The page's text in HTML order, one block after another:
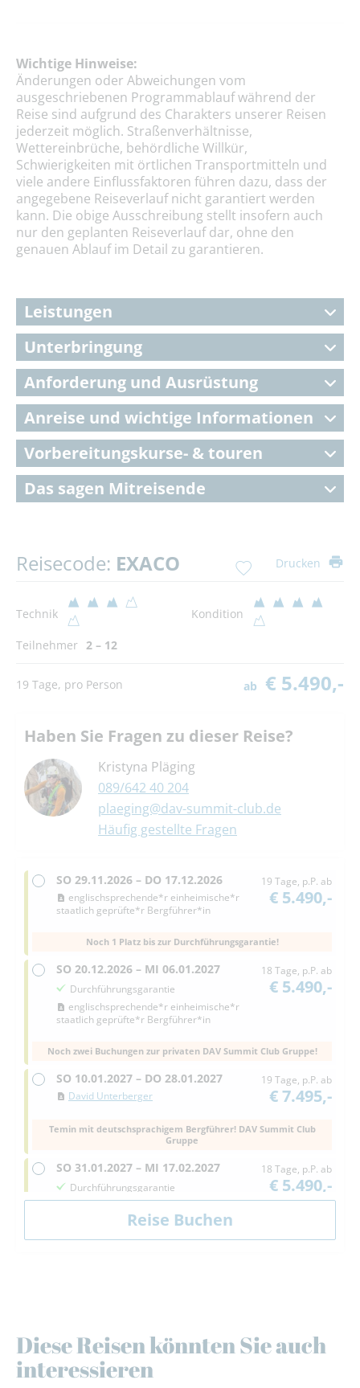
Wichtige Hinweise:
Änderungen oder Abweichungen vom
ausgeschriebenen Programmablauf während der
Reise sind aufgrund des Charakters unserer Reisen
jederzeit möglich. Straßenverhältnisse,
Wettereinbrüche, behördliche Willkür,
Schwierigkeiten mit örtlichen Transportmitteln und
viele andere Einflussfaktoren führen dazu, dass der
angegebene Reiseverlauf nicht garantiert werden
kann. Die obige Ausschreibung stellt insofern auch
nur den geplanten Reiseverlauf dar, ohne den
genauen Ablauf im Detail zu garantieren.
Leistungen
Unterbringung
Anforderung und Ausrüstung
Anreise und wichtige Informationen
Vorbereitungskurse- & touren
Das sagen Mitreisende
Reisecode: EXACO Drucken
Technik Kondition
Teilnehmer 2 – 12
19 Tage, pro Person ab € 5.490,-
Haben Sie Fragen zu dieser Reise?
Kristyna Pläging
089/642 40 204
plaeging@dav-summit-club.de
Häufig gestellte Fragen
SO 29.11.2026 – DO 17.12.2026
englischsprechende*r einheimische*r
staatlich geprüfte*r Bergführer*in
19 Tage, p.P. ab
€ 5.490,-
Noch 1 Platz bis zur Durchführungsgarantie!
SO 20.12.2026 – MI 06.01.2027
Durchführungsgarantie
englischsprechende*r einheimische*r
staatlich geprüfte*r Bergführer*in
18 Tage, p.P. ab
€ 5.490,-
Noch zwei Buchungen zur privaten DAV Summit Club Gruppe!
SO 10.01.2027 – DO 28.01.2027
David Unterberger
19 Tage, p.P. ab
€ 7.495,-
Temin mit deutschsprachigem Bergführer! DAV Summit Club
Gruppe
SO 31.01.2027 – MI 17.02.2027
Durchführungsgarantie
englischsprechende*r einheimische*r
staatlich geprüfte*r Bergführer*in
18 Tage, p.P. ab
€ 5.490,-
Diese Reisen könnten Sie auch
interessieren